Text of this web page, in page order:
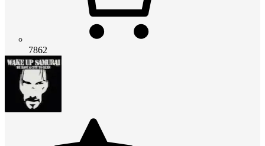
7862